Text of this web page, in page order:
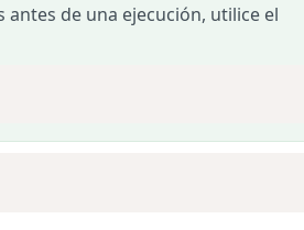
de una ejecución, utilice el